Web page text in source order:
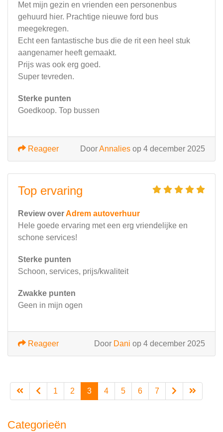
Categorieën
Met mijn gezin en vrienden een personenbus
gehuurd hier. Prachtige nieuwe ford bus
meegekregen.
Echt een fantastische bus die de rit een heel stuk
aangenamer heeft gemaakt.
Prijs was ook erg goed.
Super tevreden.
Sterke punten
Goedkoop. Top bussen
DoorAnnalies op 4 december 2025
Reageer
Top ervaring
Review overAdrem autoverhuur
Hele goede ervaring met een erg vriendelijke en
schone services!
Sterke punten
Schoon, services, prijs/kwaliteit
Zwakke punten
Geen in mijn ogen
Door Dani op 4 december 2025
Reageer
1 2 3 4 5 6 7